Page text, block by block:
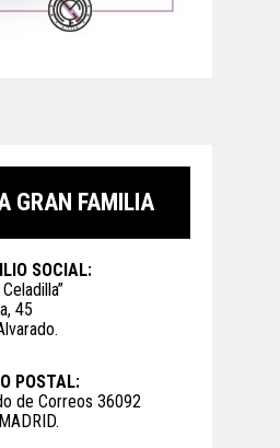
GRAN FAMILIA
SOCIAL:
45
POSTAL:
de Correos 36092